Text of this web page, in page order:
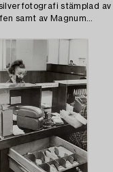
stämplad av
samt av Magnum